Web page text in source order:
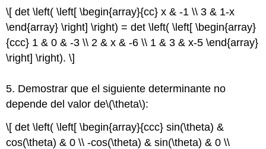
\[ det \left( \left[ \begin{array}{cc} x & -1 \\ 3 & 1-x
\end{array} \right] \right) = det \left( \left[ \begin{array}
{ccc} 1 & 0 & -3 \\ 2 & x & -6 \\ 1 & 3 & x-5 \end{array}
\right] \right). \]
5. Demostrar que el siguiente determinante no
depende del valor de\(\theta\):
\[ det \left( \left[ \begin{array}{ccc} sin(\theta) &
cos(\theta) & 0 \\ -cos(\theta) & sin(\theta) & 0 \\